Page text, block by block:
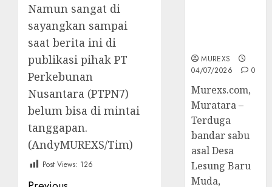
Namun sangat di
sayangkan sampai
saat berita ini di
publikasi pihak PT
Perkebunan
Nusantara (PTPN7)
belum bisa di mintai
tanggapan.
(AndyMUREXS/Tim)
Post Views: 126
MUREXS
04/07/2026
0
Murexs.com,
Muratara –
Terduga
bandar sabu
asal Desa
Lesung Baru
Muda,